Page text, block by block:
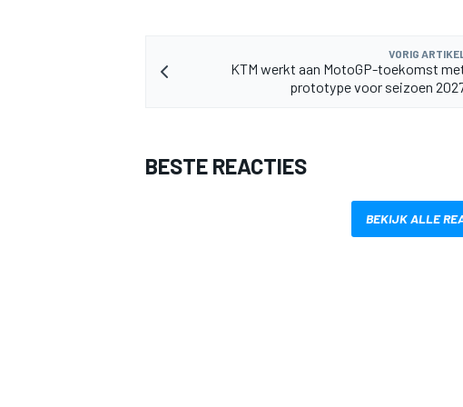
VORIG
KTM werkt aan MotoGP-toekomst
prototype voor seizoen
BESTE REACTIES
BEKIJK ALLE